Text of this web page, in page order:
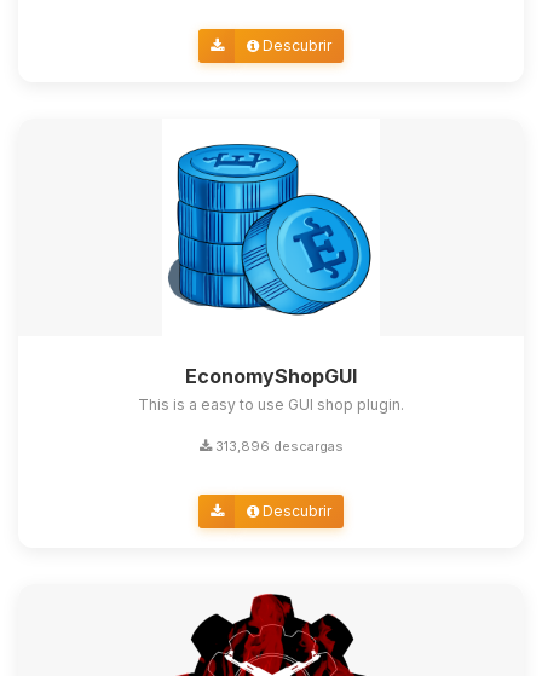
Descubrir
EconomyShopGUI
This is a easy to use GUI shop plugin.
313,896 descargas
Descubrir